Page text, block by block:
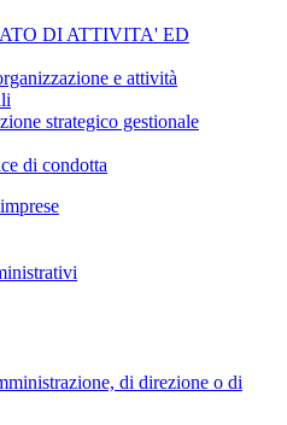
DI ATTIVITA' ED
e attività
strategico gestionale
di condotta
di direzione o di